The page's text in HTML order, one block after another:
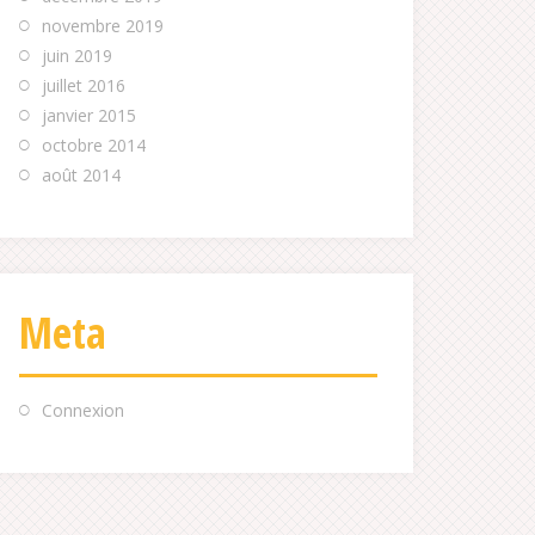
novembre 2019
juin 2019
juillet 2016
janvier 2015
octobre 2014
août 2014
Meta
Connexion